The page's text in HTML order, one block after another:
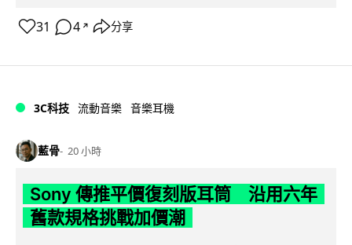
31 4 ↗ 分享
3C科技 流動音樂 音樂耳機
藍骨 20 小時
Sony 傳推平價復刻版耳筒 沿用六年
舊款規格挑戰加價潮